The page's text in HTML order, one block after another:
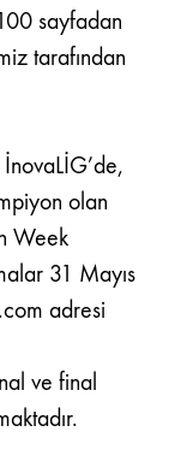
sayfadan
tarafından
olan
Week
31 Mayıs
adresi
ve final